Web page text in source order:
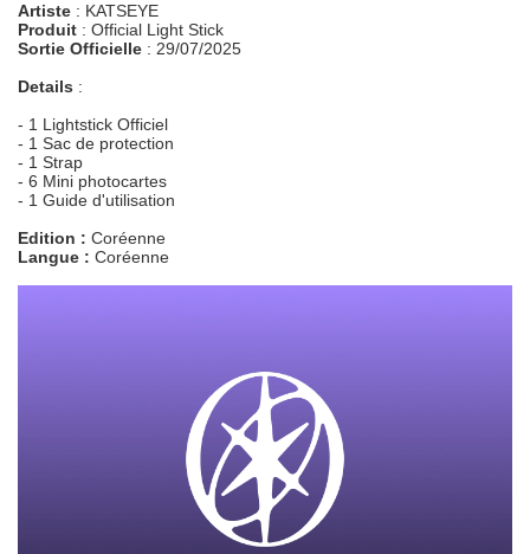
Artiste : KATSEYE
Produit : Official Light Stick
Sortie Officielle : 29/07/2025
Details :
- 1 Lightstick Officiel
- 1 Sac de protection
- 1 Strap
- 6 Mini photocartes
- 1 Guide d'utilisation
Edition : Coréenne
Langue : Coréenne